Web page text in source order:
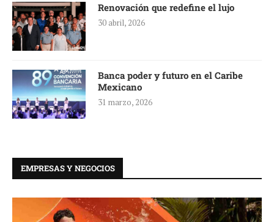
Renovación que redefine el lujo
30 abril, 2026
Banca poder y futuro en el Caribe
Mexicano
31 marzo, 2026
EMPRESAS Y NEGOCIOS